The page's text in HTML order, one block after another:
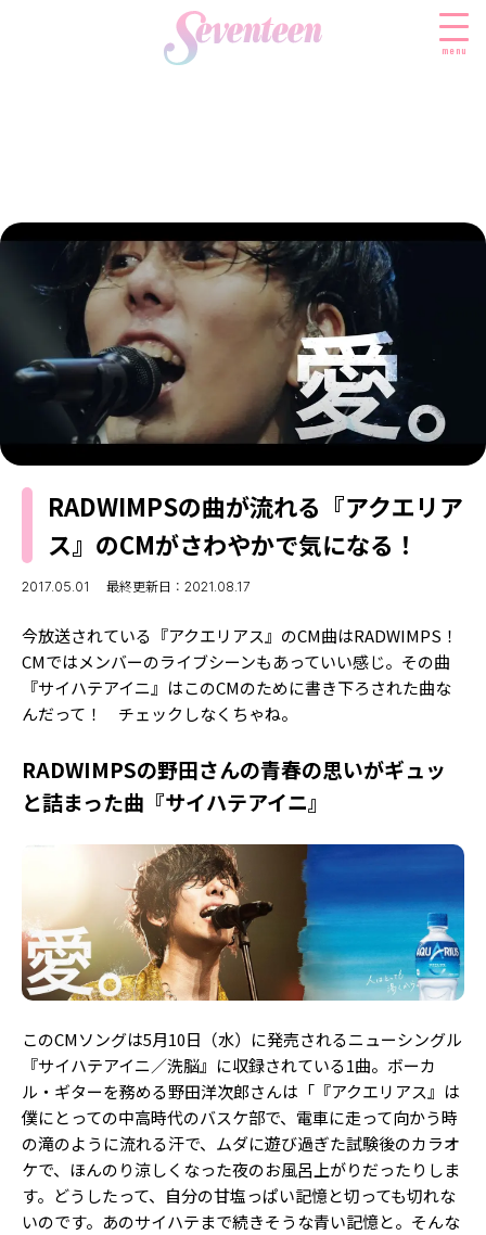
menu
FASHION
ファッションニュース
モデル私服
着回し
着痩せ
BEAUTY
ビューティニュース
トレンドメイク
ベストコスメ
ヘアアレンジ・ヘアケア
スキンケア
ボディケア
SCHOOL
スクールニュース
制服コーデ
学校ヘアメイク
勉強・受験・進路
ENTERTAINMENT
エンタメニュース
なにわ男子
LIFESTYLE
ライフスタイルニュース
JKランキング・アワード
モデルの購入品
おでかけ
JK TREND
MODELS
MODEL'S BLOG
TikTok
Instagram
YouTube
FORTUNE
MISS SEVENTEEN
ミスセブンティーンニュース
MAGAZINE
バックナンバー
INFORMATION
Seventeen について
Follow us
ST member
新規会員登録・ログイン
RADWIMPSの曲が流れる『アクエリア
ス』のCMがさわやかで気になる！
2017.05.01 最終更新日：2021.08.17
今放送されている『アクエリアス』のCM曲はRADWIMPS！
CMではメンバーのライブシーンもあっていい感じ。その曲
『サイハテアイニ』はこのCMのために書き下ろされた曲な
んだって！ チェックしなくちゃね。
RADWIMPSの野田さんの青春の思いがギュッ
と詰まった曲『サイハテアイニ』
このCMソングは5月10日（水）に発売されるニューシングル
『サイハテアイニ／洗脳』に収録されている1曲。ボーカ
ル・ギターを務める野田洋次郎さんは「『アクエリアス』は
僕にとっての中高時代のバスケ部で、電車に走って向かう時
の滝のように流れる汗で、ムダに遊び過ぎた試験後のカラオ
ケで、ほんのり涼しくなった夜のお風呂上がりだったりしま
す。どうしたって、自分の甘塩っぱい記憶と切っても切れな
いのです。あのサイハテまで続きそうな青い記憶と。そんな